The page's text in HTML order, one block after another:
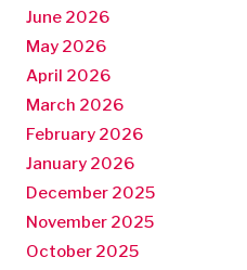
June 2026
May 2026
April 2026
March 2026
February 2026
January 2026
December 2025
November 2025
October 2025